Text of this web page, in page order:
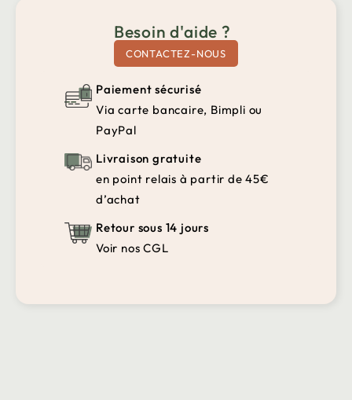
Besoin d'aide ?
CONTACTEZ-NOUS
Paiement sécurisé
Via carte bancaire, Bimpli ou
PayPal
Livraison gratuite
en point relais à partir de 45€
d’achat
Retour sous 14 jours
Voir nos CGL